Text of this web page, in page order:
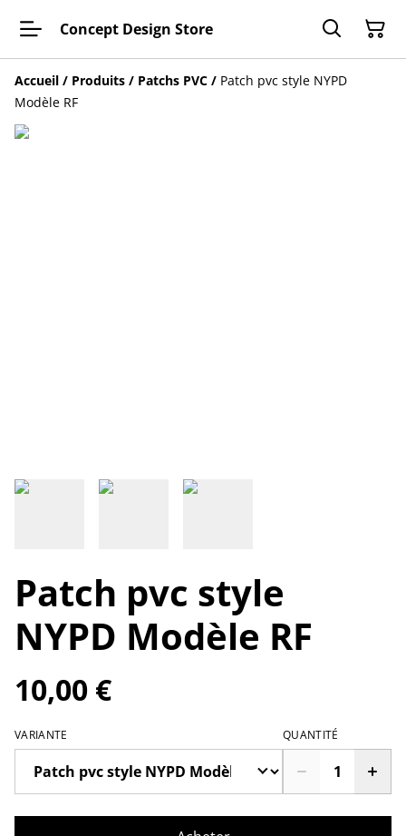
Concept Design Store
Accueil / Produits / Patchs PVC / Patch pvc style NYPD
Modèle RF
Patch pvc style
NYPD Modèle RF
10,00 €
VARIANTE QUANTITÉ